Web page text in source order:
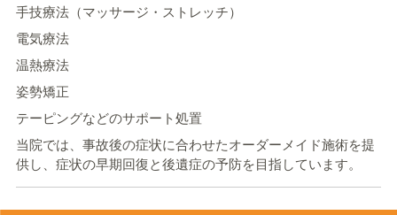
手技療法（マッサージ・ストレッチ）
電気療法
温熱療法
姿勢矯正
テーピングなどのサポート処置
当院では、事故後の症状に合わせたオーダーメイド施術を提
供し、症状の早期回復と後遺症の予防を目指しています。